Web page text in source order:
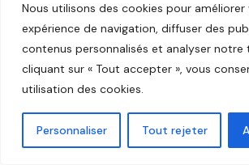
Nous utilisons des cookies pour améliorer
expérience de navigation, diffuser des
contenus personnalisés et analyser notre
cliquant sur « Tout accepter », vous
utilisation des cookies.
Personnaliser Tout rejeter
attention particulière. En effet, nous
spécialisés dans le transport d'objets
à queue et droits (avec calage
protection renforcée), œuvres d'art
antiquités et meubles de valeur
protection multicouches),